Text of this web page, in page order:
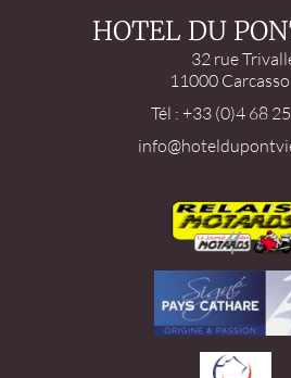
HOTEL DU
32 rue
11000
Tél : +33 (0)4 68